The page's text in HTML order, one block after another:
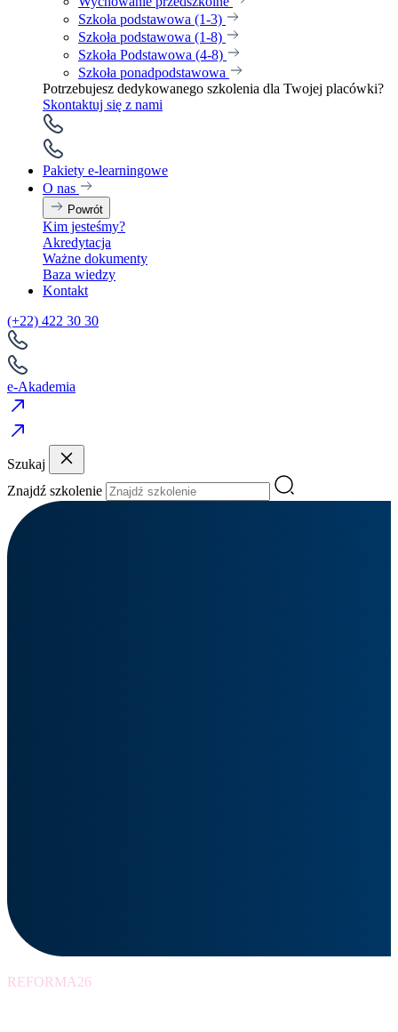
Szkoła podstawowa (1-3)
Szkoła podstawowa (1-8)
Szkoła Podstawowa (4-8)
Szkoła ponadpodstawowa
Potrzebujesz dedykowanego szkolenia dla Twojej placówki?
Skontaktuj się z nami
Pakiety e-learningowe
O nas
Powrót
Kim jesteśmy?
Akredytacja
Ważne dokumenty
Baza wiedzy
Kontakt
(+22) 422 30 30
e-Akademia
Szukaj
Znajdź szkolenie
REFORMA26